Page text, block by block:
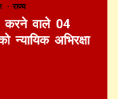
राज्य
करने वाले 04
न्यायिक अभिरक्षा